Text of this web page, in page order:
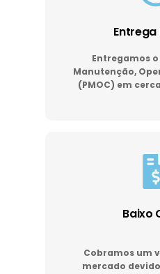
Entrega
Entregamos
Manutenção,
(PMOC) em
Baixo
Cobramos um
mercado